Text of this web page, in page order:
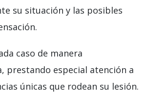
su situación y las posibles
caso de manera
prestando especial atención a
únicas que rodean su lesión.